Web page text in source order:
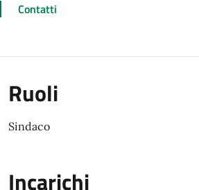
Contatti
Ruoli
Sindaco
Incarichi